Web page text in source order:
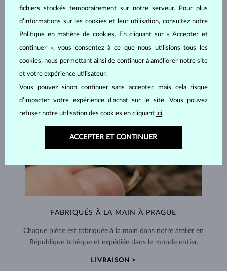
BIJOUX DEL'ATELIER KLENOTA
FABRIQUÉS À LA MAIN À PRAGUE
Chaque pièce est fabriquée à la main dans notre atelier en
République tchèque et expédiée dans le monde entier.
LIVRAISON >
fichiers stockés temporairement sur notre serveur. Pour plus
d’informations sur les cookies et leur utilisation, consultez notre
Politique en matière de cookies. En cliquant sur « Accepter et
continuer », vous consentez à ce que nous utilisions tous les
cookies, nous permettant ainsi de continuer à améliorer notre site
et votre expérience utilisateur.
Vous pouvez sinon continuer sans accepter, mais cela risque
d’impacter votre expérience d’achat sur le site. Vous pouvez
refuser notre utilisation des cookies en cliquant ici.
ACCEPTER ET CONTINUER